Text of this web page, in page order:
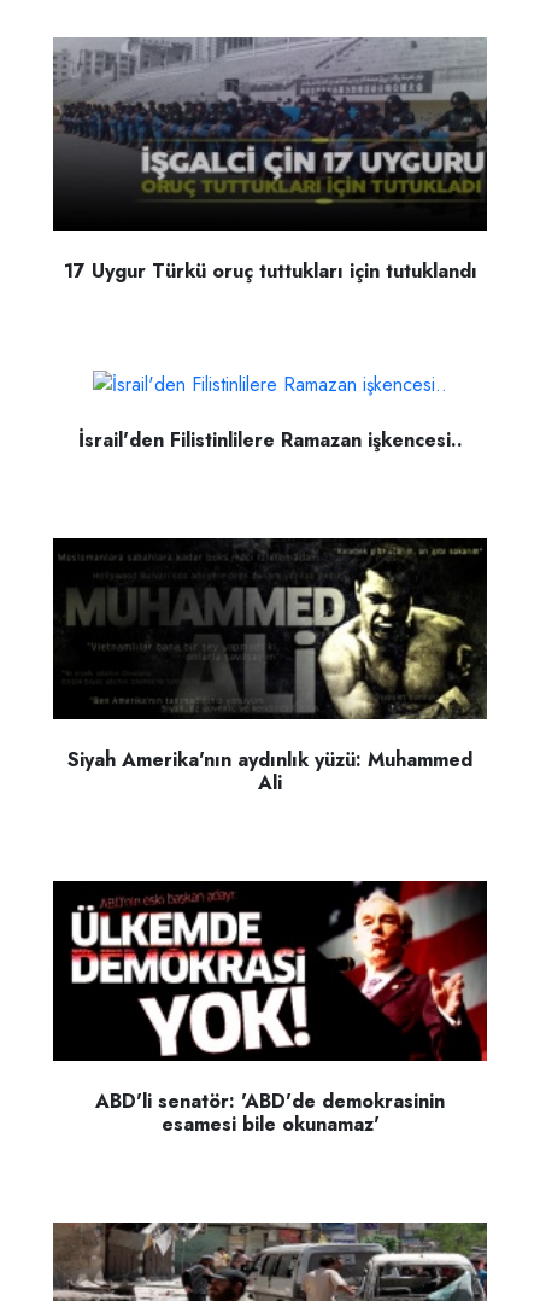
17 Uygur Türkü oruç tuttukları için tutuklandı
İsrail'den Filistinlilere Ramazan işkencesi..
Siyah Amerika'nın aydınlık yüzü: Muhammed
Ali
ABD'li senatör: 'ABD'de demokrasinin
esamesi bile okunamaz'